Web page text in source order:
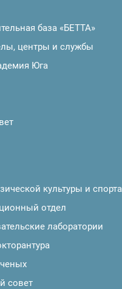
база «БЕТТА»
центры и службы
Юга
культуры и спорта
отдел
лаборатории
совет